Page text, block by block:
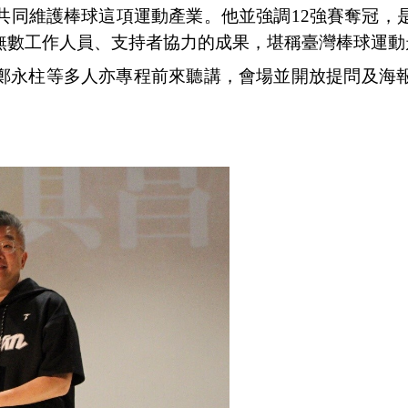
同維護棒球這項運動產業。他並強調 12強賽奪冠，
數工作人員、 支持者協力的成果，堪稱臺灣棒球運
柱等多人亦專程前來聽講，會場並開放提問及海